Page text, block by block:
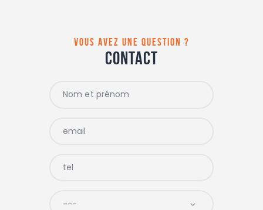
vous avez une question ?
Contact